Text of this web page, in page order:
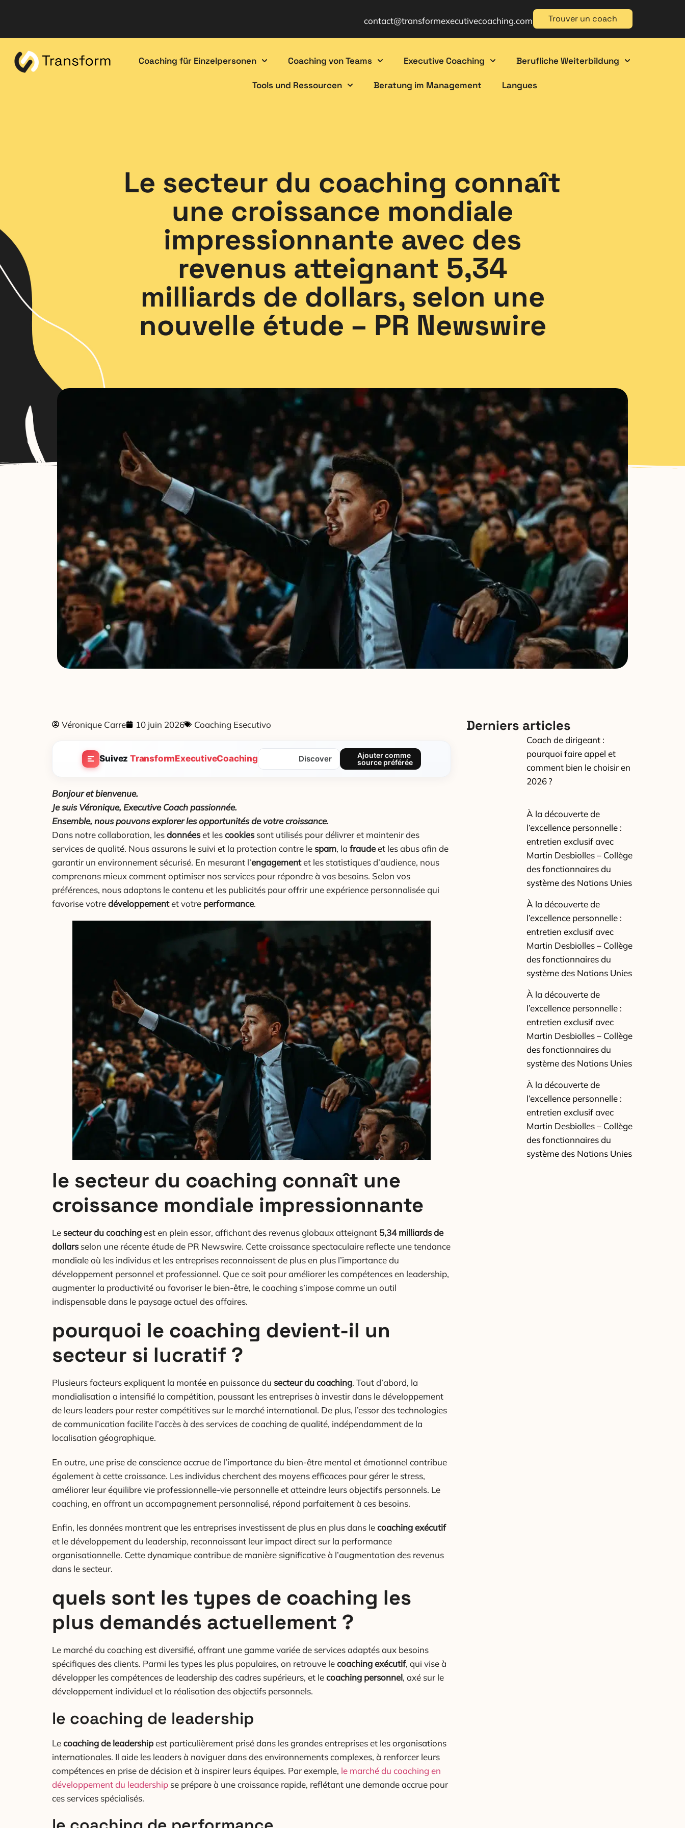
contact@transformexecutivecoaching.com Trouver un coach
Coaching für Einzelpersonen Coaching von Teams Executive Coaching Berufliche Weiterbildung
Tools und Ressourcen Beratung im Management Langues
Le secteur du coaching connaît
une croissance mondiale
impressionnante avec des
revenus atteignant 5,34
milliards de dollars, selon une
nouvelle étude – PR Newswire
Véronique Carre 10 juin 2026 Coaching Esecutivo
SuivezTransformExecutiveCoaching Discover
Ajouter comme
source préférée
Bonjour et bienvenue.
Je suis Véronique, Executive Coach passionnée.
Ensemble, nous pouvons explorer les opportunités de votre croissance.
Dans notre collaboration, lesdonnéeset lescookiessont utilisés pour délivrer et maintenir des
services de qualité. Nous assurons le suivi et la protection contre le spam, la fraudeet les abus afin de
garantir un environnement sécurisé. En mesurant l’engagementet les statistiques d’audience, nous
comprenons mieux comment optimiser nos services pour répondre à vos besoins. Selon vos
préférences, nous adaptons le contenu et les publicités pour offrir une expérience personnalisée qui
favorise votredéveloppementet votre performance.
le secteur du coaching connaît une
croissance mondiale impressionnante
Le secteur du coachingest en plein essor, affichant des revenus globaux atteignant 5,34 milliards de
dollarsselon une récente étude de PR Newswire. Cette croissance spectaculaire reflecte une tendance
mondiale où les individus et les entreprises reconnaissent de plus en plus l’importance du
développement personnel et professionnel. Que ce soit pour améliorer les compétences en leadership,
augmenter la productivité ou favoriser le bien-être, le coaching s’impose comme un outil
indispensable dans le paysage actuel des affaires.
pourquoi le coaching devient-il un
secteur si lucratif ?
Plusieurs facteurs expliquent la montée en puissance du secteur du coaching. Tout d’abord, la
mondialisation a intensifié la compétition, poussant les entreprises à investir dans le développement
de leurs leaders pour rester compétitives sur le marché international. De plus, l’essor des technologies
de communication facilite l’accès à des services de coaching de qualité, indépendamment de la
localisation géographique.
En outre, une prise de conscience accrue de l’importance du bien-être mental et émotionnel contribue
également à cette croissance. Les individus cherchent des moyens efficaces pour gérer le stress,
améliorer leur équilibre vie professionnelle-vie personnelle et atteindre leurs objectifs personnels. Le
coaching, en offrant un accompagnement personnalisé, répond parfaitement à ces besoins.
Enfin, les données montrent que les entreprises investissent de plus en plus dans lecoaching exécutif
et le développement du leadership, reconnaissant leur impact direct sur la performance
organisationnelle. Cette dynamique contribue de manière significative à l’augmentation des revenus
dans le secteur.
quels sont les types de coaching les
plus demandés actuellement ?
Le marché du coaching est diversifié, offrant une gamme variée de services adaptés aux besoins
spécifiques des clients. Parmi les types les plus populaires, on retrouve lecoaching exécutif, qui vise à
développer les compétences de leadership des cadres supérieurs, et lecoaching personnel, axé sur le
développement individuel et la réalisation des objectifs personnels.
le coaching de leadership
Lecoaching de leadershipest particulièrement prisé dans les grandes entreprises et les organisations
internationales. Il aide les leaders à naviguer dans des environnements complexes, à renforcer leurs
compétences en prise de décision et à inspirer leurs équipes. Par exemple, le marché du coaching en
développement du leadership se prépare à une croissance rapide, reflétant une demande accrue pour
ces services spécialisés.
Derniers articles
Coach de dirigeant :
pourquoi faire appel et
comment bien le choisir en
2026 ?
À la découverte de
l’excellence personnelle :
entretien exclusif avec
Martin Desbiolles – Collège
des fonctionnaires du
système des Nations Unies
À la découverte de
l’excellence personnelle :
entretien exclusif avec
Martin Desbiolles – Collège
des fonctionnaires du
système des Nations Unies
À la découverte de
l’excellence personnelle :
entretien exclusif avec
Martin Desbiolles – Collège
des fonctionnaires du
système des Nations Unies
À la découverte de
l’excellence personnelle :
entretien exclusif avec
Martin Desbiolles – Collège
des fonctionnaires du
système des Nations Unies